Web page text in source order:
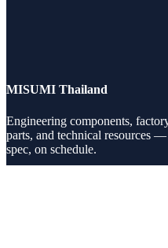
MISUMI Thailand
Engineering components,
parts, and technical resources
spec, on schedule.